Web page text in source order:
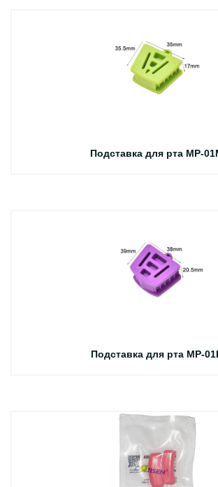
Подставка для рта MP-
Подставка для рта MP-